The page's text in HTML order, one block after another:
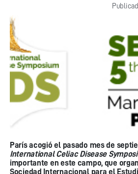
París acogió el pasado mes de
International Celiac Disease
importante en este campo, que
Sociedad Internacional para el